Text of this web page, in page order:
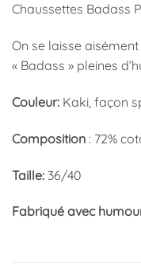
Chaussettes Badass
On se laisse
« Badass » pleines
Couleur: Kaki, façon
Composition : 72%
Taille: 36/40
Fabriqué avec